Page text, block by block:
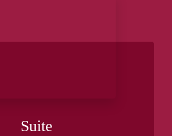
Suite